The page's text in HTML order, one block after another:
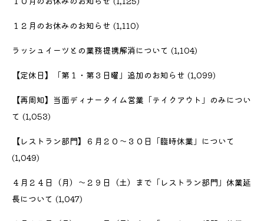
１２月のお休みのお知らせ (1,110)
ラッシュイーツとの業務提携解消について (1,104)
【定休日】「第１・第３日曜」追加のお知らせ (1,099)
【再周知】当面ディナータイム営業「テイクアウト」のみについ
て (1,053)
【レストラン部門】６月２０〜３０日「臨時休業」について
(1,049)
４月２４日（月）〜２９日（土）まで「レストラン部門」休業延
長について (1,047)